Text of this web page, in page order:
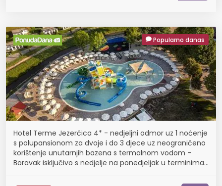
Popularno danas
Hotel Terme Jezerčica 4* - nedjeljni odmor uz 1 noćenje
s polupansionom za dvoje i do 3 djece uz neograničeno
korištenje unutarnjih bazena s termalnom vodom -
Boravak isključivo s nedjelje na ponedjeljak u terminima